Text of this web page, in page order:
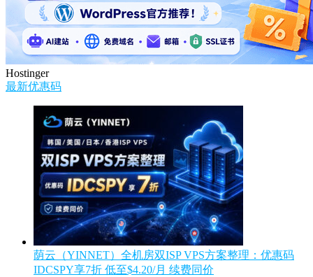
Hostinger
最新优惠码
荫云（YINNET）全机房双ISP VPS方案整理：优惠码
IDCSPY享7折 低至$4.20/月 续费同价